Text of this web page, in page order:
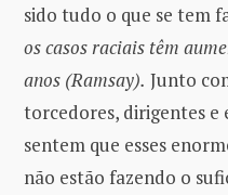
sido tudo o que se tem
os casos raciais têm
anos (Ramsay). Junto
torcedores, dirigentes e
sentem que esses
não estão fazendo o